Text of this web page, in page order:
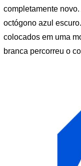
completamente novo.
octógono azul
colocados em uma
branca percorreu o